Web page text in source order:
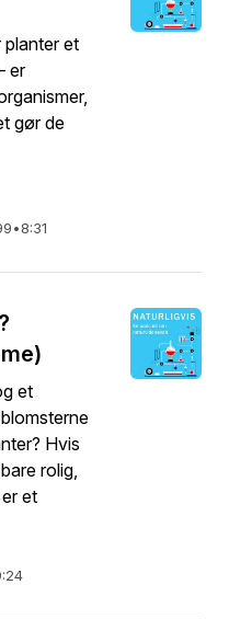
planter et
er
gør de
•8:31
et
Hvis
rolig,
et